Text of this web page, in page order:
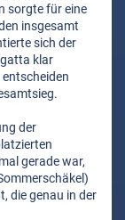
sorgte für eine
insgesamt
sich der
klar
der
gerade war,
die genau in der